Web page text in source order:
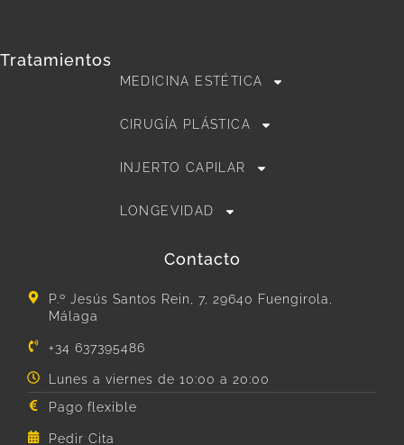
Tratamientos
MEDICINA ESTÉTICA
CIRUGÍA PLÁSTICA
INJERTO CAPILAR
LONGEVIDAD
Contacto
P.º Jesús Santos Rein, 7, 29640 Fuengirola,
Málaga
+34 637395486
Lunes a viernes de 10:00 a 20:00
Pago flexible
Pedir Cita